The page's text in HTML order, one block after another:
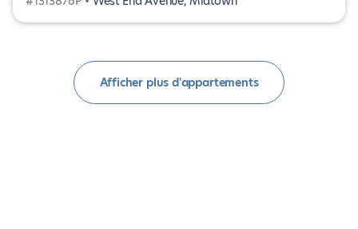
Afficher plus d'appartements